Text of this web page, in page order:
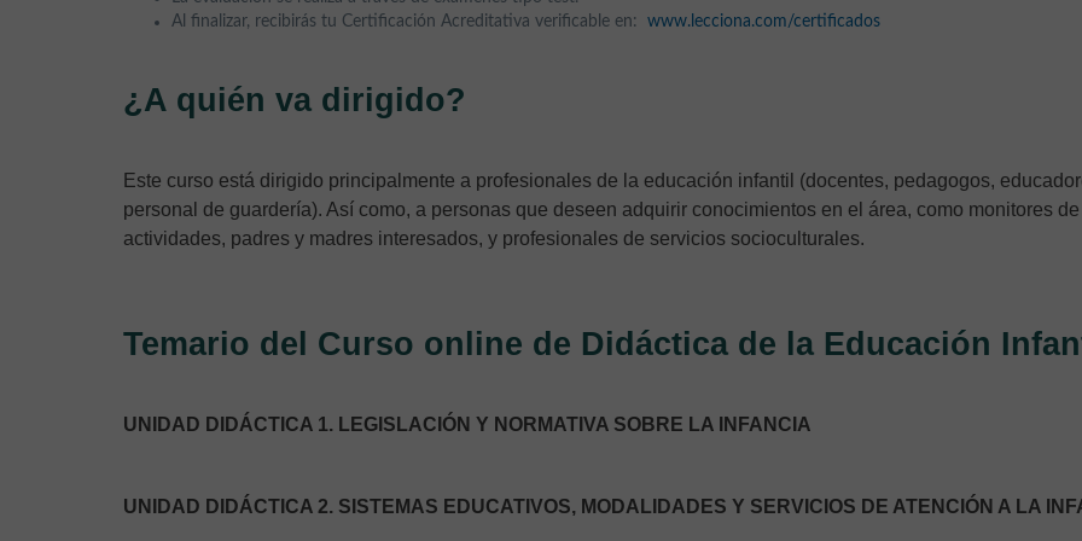
Al finalizar, recibirás tu Certificación Acreditativa verificable en: www.lecciona.com/certificados
¿A quién va dirigido?
Este curso está dirigido principalmente a profesionales de la educación infantil (docentes, pedagogos,
personal de guardería). Así como, a personas que deseen adquirir conocimientos en el área, como monitores de
actividades, padres y madres interesados, y profesionales de servicios socioculturales.
Temario del Curso online de Didáctica de la Educación
UNIDAD DIDÁCTICA 1. LEGISLACIÓN Y NORMATIVA SOBRE LA INFANCIA
UNIDAD DIDÁCTICA 2. SISTEMAS EDUCATIVOS, MODALIDADES Y SERVICIOS DE ATENCIÓN A LA